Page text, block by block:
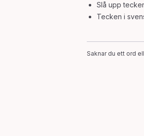
Slå upp
Tecken i
Saknar du ett ord